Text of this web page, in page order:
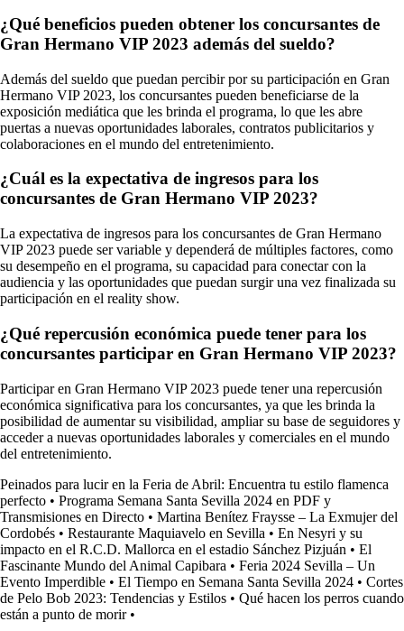
¿Qué beneficios pueden obtener los concursantes de
Gran Hermano VIP 2023 además del sueldo?
Además del sueldo que puedan percibir por su participación en Gran
Hermano VIP 2023, los concursantes pueden beneficiarse de la
exposición mediática que les brinda el programa, lo que les abre
puertas a nuevas oportunidades laborales, contratos publicitarios y
colaboraciones en el mundo del entretenimiento.
¿Cuál es la expectativa de ingresos para los
concursantes de Gran Hermano VIP 2023?
La expectativa de ingresos para los concursantes de Gran Hermano
VIP 2023 puede ser variable y dependerá de múltiples factores, como
su desempeño en el programa, su capacidad para conectar con la
audiencia y las oportunidades que puedan surgir una vez finalizada su
participación en el reality show.
¿Qué repercusión económica puede tener para los
concursantes participar en Gran Hermano VIP 2023?
Participar en Gran Hermano VIP 2023 puede tener una repercusión
económica significativa para los concursantes, ya que les brinda la
posibilidad de aumentar su visibilidad, ampliar su base de seguidores y
acceder a nuevas oportunidades laborales y comerciales en el mundo
del entretenimiento.
Peinados para lucir en la Feria de Abril: Encuentra tu estilo flamenca
perfecto • Programa Semana Santa Sevilla 2024 en PDF y
Transmisiones en Directo • Martina Benítez Fraysse – La Exmujer del
Cordobés • Restaurante Maquiavelo en Sevilla • En Nesyri y su
impacto en el R.C.D. Mallorca en el estadio Sánchez Pizjuán • El
Fascinante Mundo del Animal Capibara • Feria 2024 Sevilla – Un
Evento Imperdible • El Tiempo en Semana Santa Sevilla 2024 • Cortes
de Pelo Bob 2023: Tendencias y Estilos • Qué hacen los perros cuando
están a punto de morir•